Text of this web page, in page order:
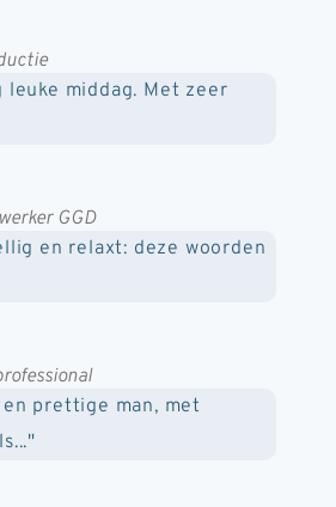
middag. Met zeer
GGD
en relaxt: deze woorden
prettige man, met